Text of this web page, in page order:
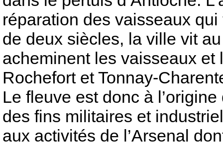
réparation des vaisseaux
de deux siècles, la ville vit
acheminent les vaisseaux et
Rochefort et Tonnay-
Le fleuve est donc à
des fins militaires et
aux activités de l’Arsenal